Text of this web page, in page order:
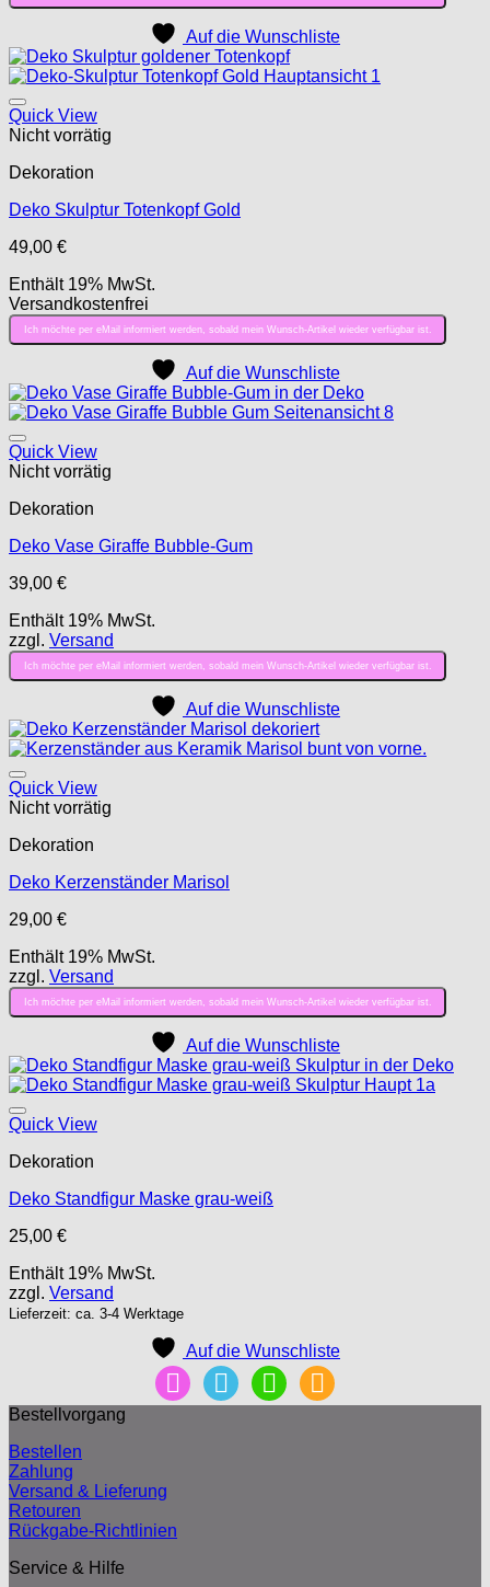
Auf die Wunschliste
Quick View
Nicht vorrätig
Dekoration
Deko Skulptur Totenkopf Gold
49,00 €
Enthält 19% MwSt.
Versandkostenfrei
Ich möchte per eMail informiert werden, sobald mein Wunsch-Artikel wieder verfügbar ist.
Auf die Wunschliste
Quick View
Nicht vorrätig
Dekoration
Deko Vase Giraffe Bubble-Gum
39,00 €
Enthält 19% MwSt.
zzgl. Versand
Ich möchte per eMail informiert werden, sobald mein Wunsch-Artikel wieder verfügbar ist.
Auf die Wunschliste
Quick View
Nicht vorrätig
Dekoration
Deko Kerzenständer Marisol
29,00 €
Enthält 19% MwSt.
zzgl. Versand
Ich möchte per eMail informiert werden, sobald mein Wunsch-Artikel wieder verfügbar ist.
Auf die Wunschliste
Quick View
Dekoration
Deko Standfigur Maske grau-weiß
25,00 €
Enthält 19% MwSt.
zzgl. Versand
Lieferzeit: ca. 3-4 Werktage
Auf die Wunschliste
mail
facebookinstagrampinterest
Bestellvorgang
Bestellen
Zahlung
Versand & Lieferung
Retouren
Rückgabe-Richtlinien
Service & Hilfe